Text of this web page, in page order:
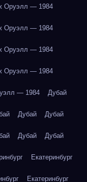
Оруэлл — 1984
Оруэлл — 1984
Оруэлл — 1984
Оруэлл — 1984
— 1984 Дубай
Дубай Дубай
Дубай Дубай
Екатеринбург
Екатеринбург